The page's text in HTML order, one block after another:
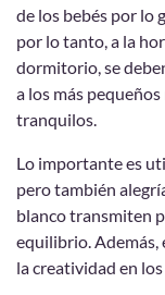
de los bebés por lo
por lo tanto, a la
dormitorio, se
a los más
tranquilos.
Lo importante es
pero también
blanco transmiten
equilibrio. Además,
la creatividad en los